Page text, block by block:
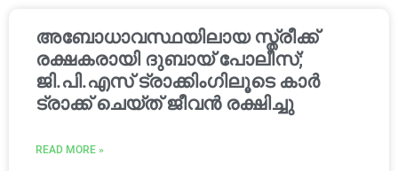
അബോധാവസ്ഥയിലായ സ്ത്രീക്ക്
രക്ഷകരായി ദുബായ് പോലീസ്;
ജി.പി.എസ് ട്രാക്കിംഗിലൂടെ കാർ
ട്രാക്ക് ചെയ്ത് ജീവൻ രക്ഷിച്ചു
READ MORE »